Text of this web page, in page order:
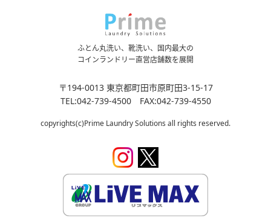
ふとん丸洗い、靴洗い、国内最大の
コインランドリー直営店舗数を展開
〒194-0013 東京都町田市原町田3-15-17
TEL:042-739-4500 FAX:042-739-4550
copyrights(c)Prime Laundry Solutions all rights reserved.